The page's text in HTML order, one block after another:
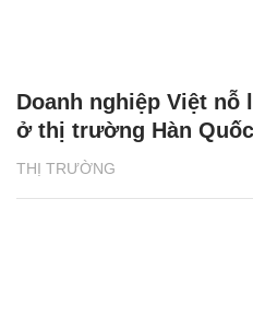
THỊ TRƯỜNG
Doanh nghiệp Việt nỗ
ở thị trường Hàn Quốc